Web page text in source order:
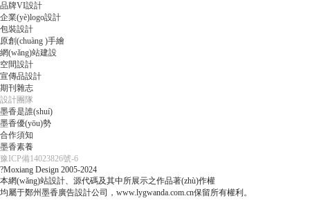
品牌VI設計
企業(yè)logo設計
包裝設計
原創(chuàng )手繪
網(wǎng)站建設
空間設計
宣傳品設計
期刊雜志
設計團隊
墨香是誰(shuí)
墨香優(yōu)勢
合作須知
墨香素養
豫ICP備14023826號-6
?Moxiang Design 2005-2024
本網(wǎng)站設計、源代碼及其中所展示之作品著(zhù)作權
均屬于鄭州墨香廣告設計公司，www.lygwanda.com.cn保留所有權利。